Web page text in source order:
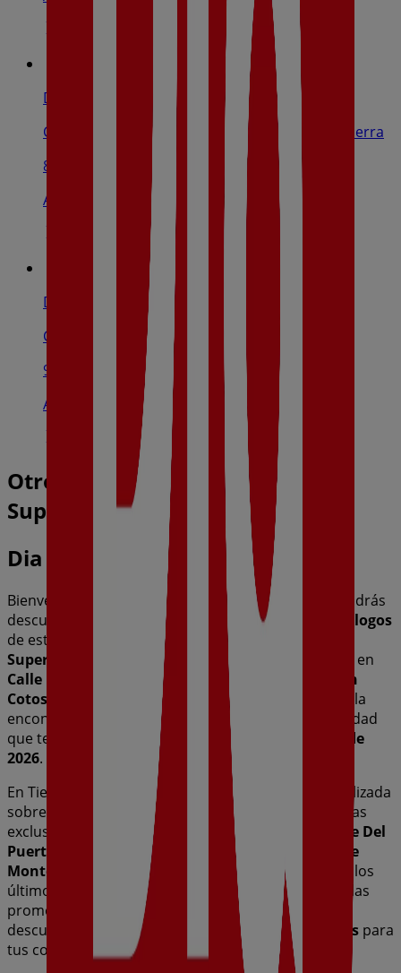
Dia
Carretera De Torrelaguna, 1, Guadalix De La Sierra
8.0 km
Abierto
Dia
Calle De Ramón Gabriel, 26, El Molar
9.3 km
Abierto
Otros negocios de Hiper-
Supermercados en Redueña
Dia
Bienvenido a la tienda de
en Tiendeo, donde podrás
descubrir las mejores
ofertas promociones
catálogos
de esta destacada marca del sector de
Supermercados
. Nuestra tienda física está ubicada en
Calle Del Puerto De Despeñaperros (Urbanización
Cotos De Monterrey-Venturada)
, y en ella
encontrarás una amplia gama de productos de calidad
que te permitirán ahorrar durante todo el
agosto de
2026.
En Tiendeo te ofrecemos toda la información actualizada
sobre
, como los horarios de apertura, las ofertas
exclusivas y la ubicación exacta de la tienda en
Calle Del
Puerto De Despeñaperros (Urbanización Cotos De
Monterrey-Venturada)
. Además, tendrás acceso a los
últimos catálogos de
, donde podrás descubrir las
promociones más recientes y aprovechar grandes
descuentos en productos de
Hiper-Supermercados para
tus compras en
Redueña